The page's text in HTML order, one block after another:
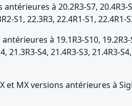
à 20.2R3-S7, 20.4R3-
S1, 22.3R3, 22.4R1-S1, 22.4R1-
à 19.1R3-S10, 19.2R3-
21.3R3-S4, 21.4R3-S3, 21.4R3-
et MX versions antérieures à